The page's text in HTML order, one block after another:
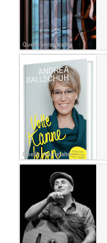
Quelle: Veranstalter
Quelle: Veranstalter